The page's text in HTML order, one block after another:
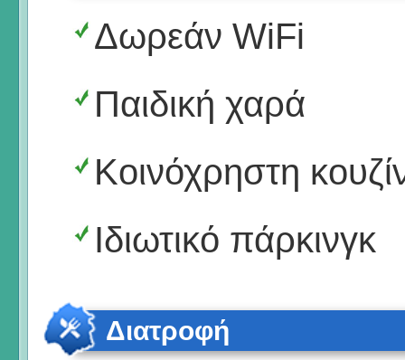
Δωρεάν WiFi
Παιδική χαρά
Κοινόχρηστη
Ιδιωτικό πάρκινγκ
Διατροφή